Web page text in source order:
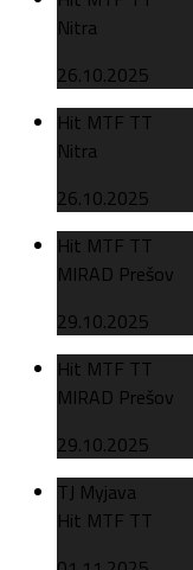
Nitra
26.10.2025
Hit MTF TT
Nitra
26.10.2025
Hit MTF TT
MIRAD Prešov
29.10.2025
Hit MTF TT
MIRAD Prešov
29.10.2025
TJ Myjava
Hit MTF TT